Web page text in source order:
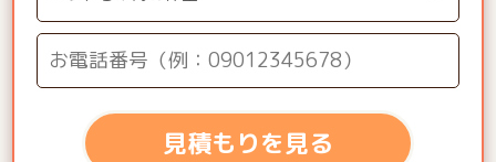
見積もりを見る